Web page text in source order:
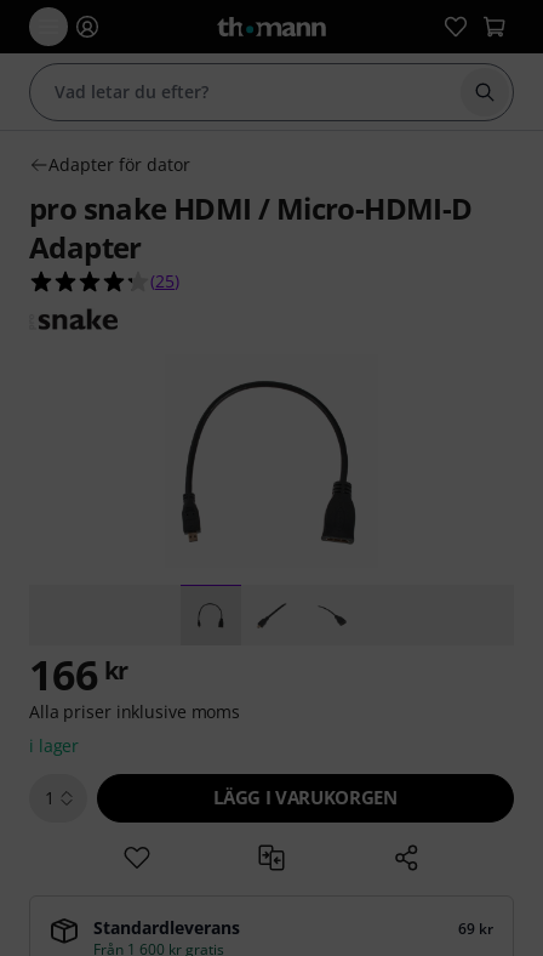
Börja
Adapter för dator
pro snake HDMI / Micro-HDMI-D
Adapter
4.2 av 5 stjärnor från 25 kundbetyg
(25)
166 kr
Alla priser inklusive moms
i lager
1 LÄGG I VARUKORGEN
Standardleverans
69 kr
Från 1 600 kr gratis